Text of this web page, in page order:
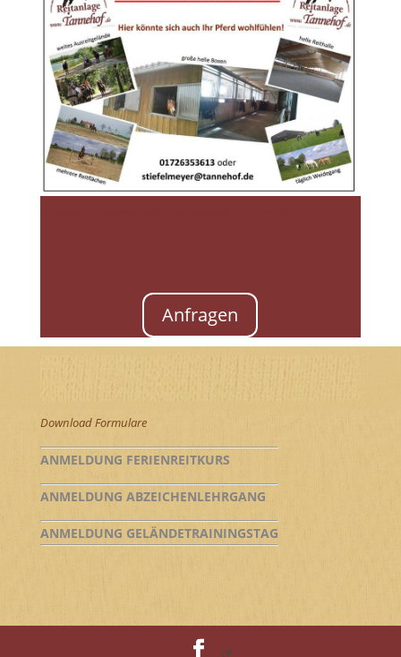
Anfragen
Download Formulare
ANMELDUNG FERIENREITKURS
ANMELDUNG ABZEICHENLEHRGANG
ANMELDUNG GELÄNDETRAININGSTAG